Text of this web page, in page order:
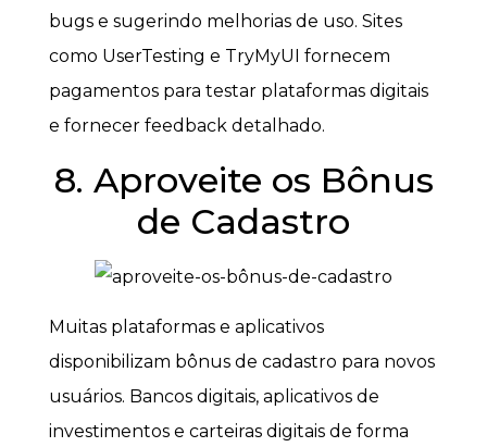
bugs e sugerindo melhorias de uso. Sites
como UserTesting e TryMyUI fornecem
pagamentos para testar plataformas digitais
e fornecer feedback detalhado.
8. Aproveite os Bônus
de Cadastro
Muitas plataformas e aplicativos
disponibilizam bônus de cadastro para novos
usuários. Bancos digitais, aplicativos de
investimentos e carteiras digitais de forma